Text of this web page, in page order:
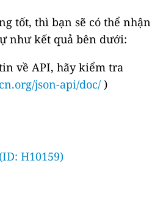
tốt, thì bạn sẽ có thể nhận
như kết quả bên dưới:
về API, hãy kiểm tra
json-api/doc/ )
H10159)